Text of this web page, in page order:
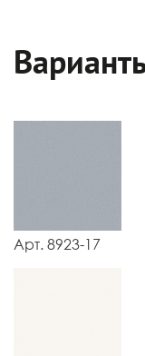
Арт. 8923-17